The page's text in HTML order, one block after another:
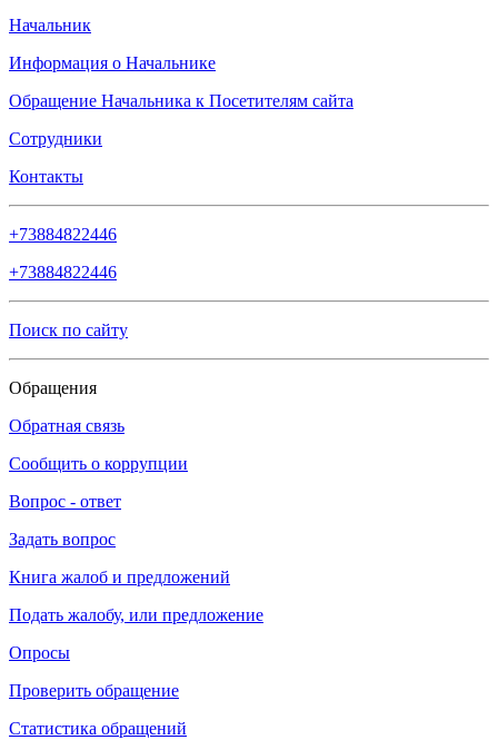
Начальник
Информация о Начальнике
Обращение Начальника к Посетителям сайта
Сотрудники
Контакты
+73884822446
+73884822446
Поиск по сайту
Обращения
Обратная связь
Сообщить о коррупции
Вопрос - ответ
Задать вопрос
Книга жалоб и предложений
Подать жалобу, или предложение
Опросы
Проверить обращение
Статистика обращений